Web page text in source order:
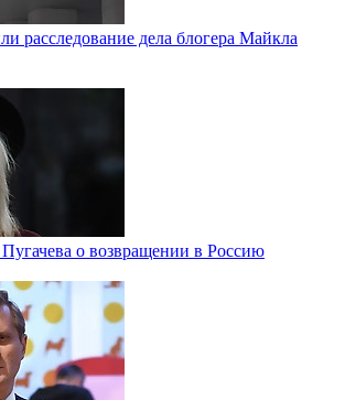
расследование дела блогера Майкла
о возвращении в Россию